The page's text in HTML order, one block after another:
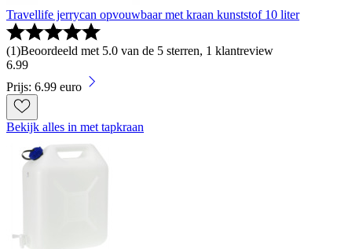
Travellife jerrycan opvouwbaar met kraan kunststof 10 liter
(1)Beoordeeld met 5.0 van de 5 sterren, 1 klantreview
6.99
Prijs: 6.99 euro
Bekijk alles in met tapkraan